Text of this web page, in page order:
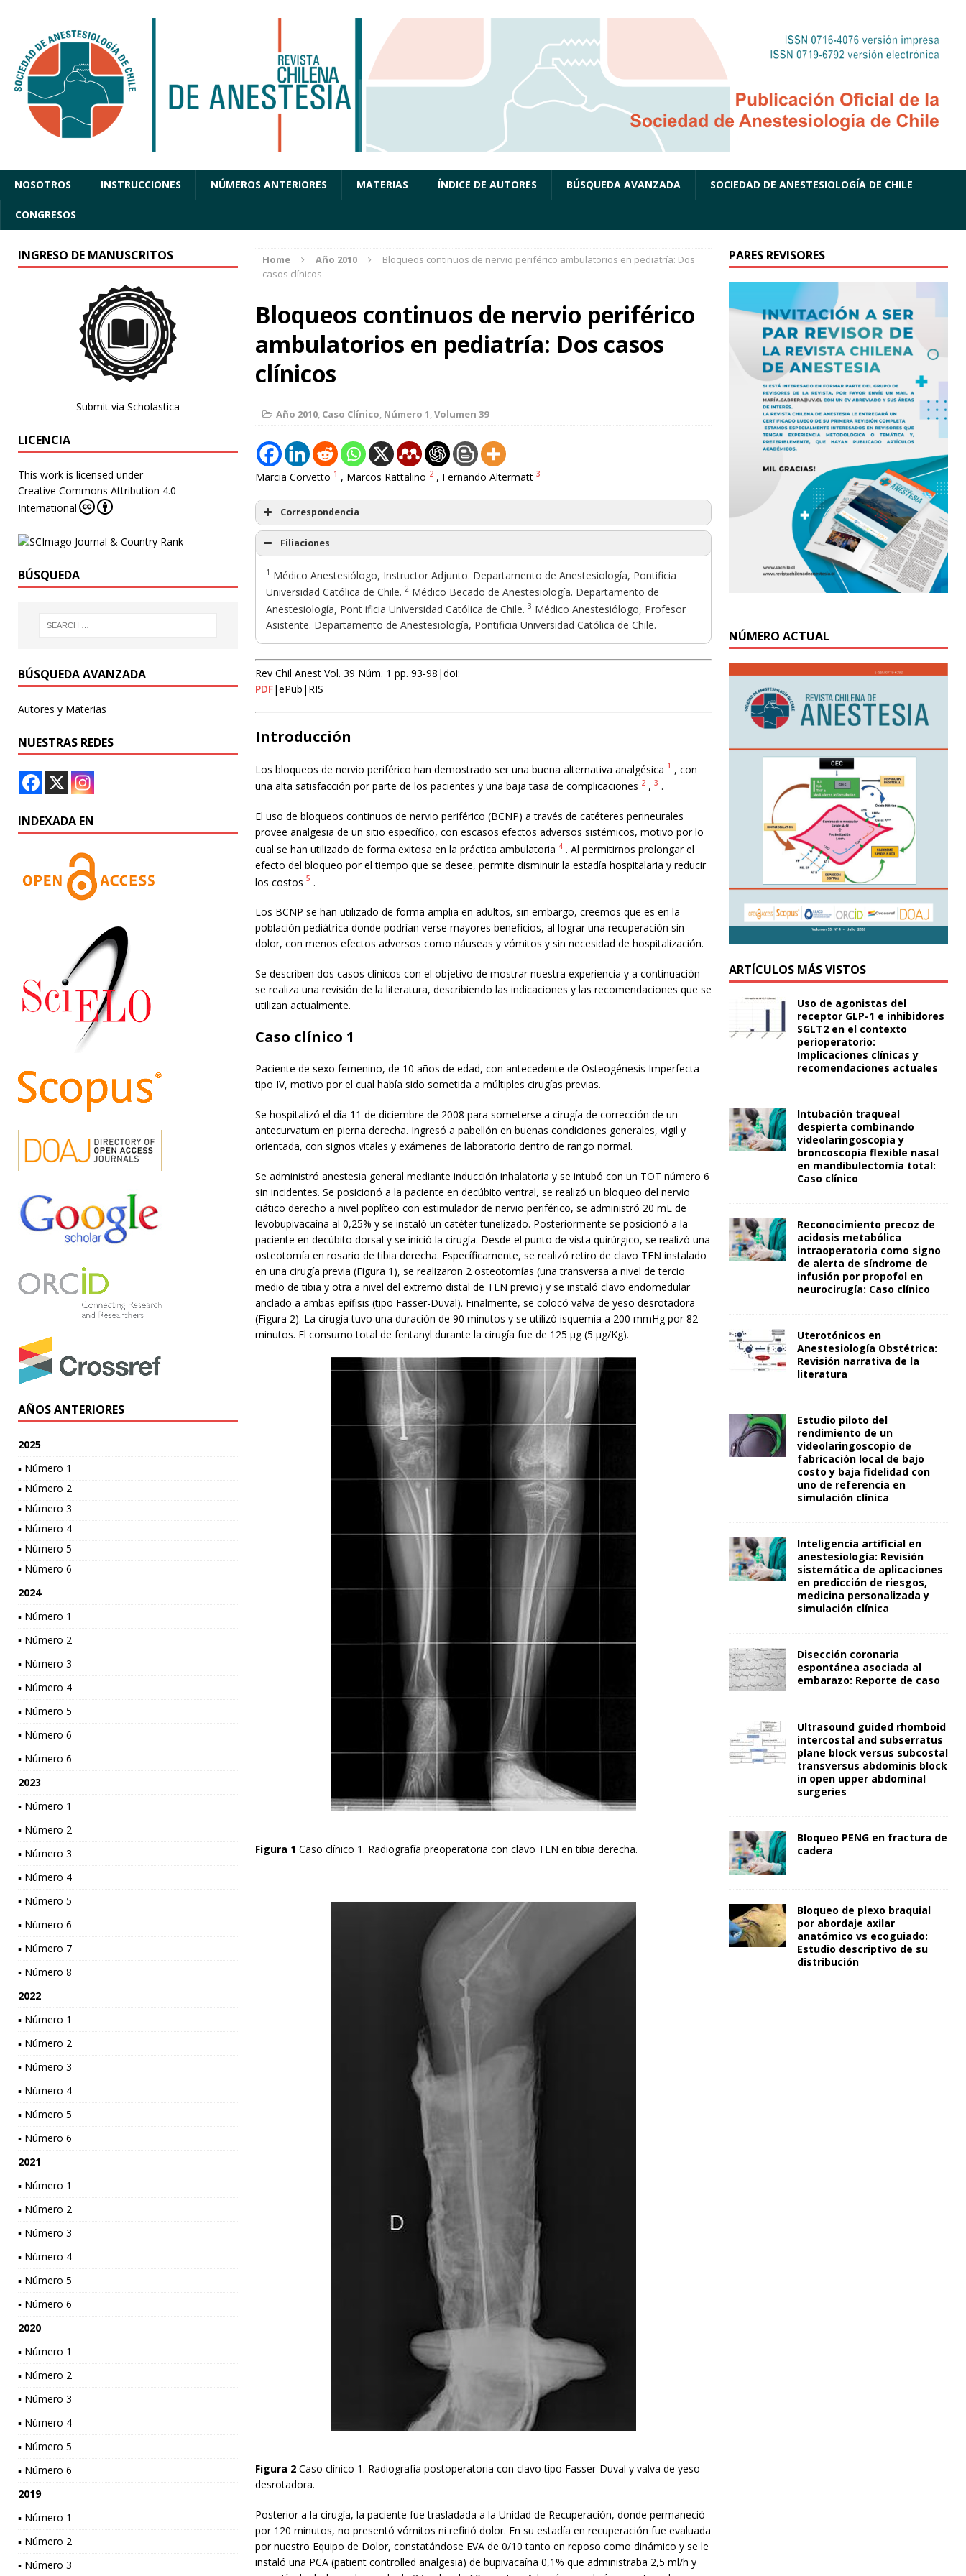
NOSOTROS INSTRUCCIONES NÚMEROS ANTERIORES MATERIAS ÍNDICE DE AUTORES BÚSQUEDA AVANZADA SOCIEDAD DE ANESTESIOLOGÍA DE CHILE
CONGRESOS
Home Año 2010
Bloqueos continuos de nervio periférico ambulatorios en pediatría: Dos
casos clínicos
Bloqueos continuos de nervio periférico
ambulatorios en pediatría: Dos casos
clínicos
Año 2010, Caso Clínico, Número 1,Volumen 39
Marcia Corvetto 1 , Marcos Rattalino 2 , Fernando Altermatt 3
Correspondencia
Filiaciones
1 Médico Anestesiólogo, Instructor Adjunto. Departamento de Anestesiología, Pontificia
Universidad Católica de Chile. 2Médico Becado de Anestesiología. Departamento de
Anestesiología, Pont ificia Universidad Católica de Chile. 3 Médico Anestesiólogo, Profesor
Asistente. Departamento de Anestesiología, Pontificia Universidad Católica de Chile.
Rev Chil Anest Vol. 39 Núm. 1 pp. 93-98|doi:
PDF|ePub|RIS
Introducción
Los bloqueos de nervio periférico han demostrado ser una buena alternativa analgésica 1 , con
una alta satisfacción por parte de los pacientes y una baja tasa de complicaciones 2 , 3 .
El uso de bloqueos continuos de nervio periférico (BCNP) a través de catéteres perineurales
provee analgesia de un sitio específico, con escasos efectos adversos sistémicos, motivo por lo
cual se han utilizado de forma exitosa en la práctica ambulatoria 4 . Al permitirnos prolongar el
efecto del bloqueo por el tiempo que se desee, permite disminuir la estadía hospitalaria y reducir
los costos 5 .
Los BCNP se han utilizado de forma amplia en adultos, sin embargo, creemos que es en la
población pediátrica donde podrían verse mayores beneficios, al lograr una recuperación sin
dolor, con menos efectos adversos como náuseas y vómitos y sin necesidad de hospitalización.
Se describen dos casos clínicos con el objetivo de mostrar nuestra experiencia y a continuación
se realiza una revisión de la literatura, describiendo las indicaciones y las recomendaciones que se
utilizan actualmente.
Caso clínico 1
Paciente de sexo femenino, de 10 años de edad, con antecedente de Osteogénesis Imperfecta
tipo IV, motivo por el cual había sido sometida a múltiples cirugías previas.
Se hospitalizó el día 11 de diciembre de 2008 para someterse a cirugía de corrección de un
antecurvatum en pierna derecha. Ingresó a pabellón en buenas condiciones generales, vigil y
orientada, con signos vitales y exámenes de laboratorio dentro de rango normal.
Se administró anestesia general mediante inducción inhalatoria y se intubó con un TOT número 6
sin incidentes. Se posicionó a la paciente en decúbito ventral, se realizó un bloqueo del nervio
ciático derecho a nivel poplíteo con estimulador de nervio periférico, se administró 20 mL de
levobupivacaína al 0,25% y se instaló un catéter tunelizado. Posteriormente se posicionó a la
paciente en decúbito dorsal y se inició la cirugía. Desde el punto de vista quirúrgico, se realizó una
osteotomía en rosario de tibia derecha. Específicamente, se realizó retiro de clavo TEN instalado
en una cirugía previa (Figura 1), se realizaron 2 osteotomías (una transversa a nivel de tercio
medio de tibia y otra a nivel del extremo distal de TEN previo) y se instaló clavo endomedular
anclado a ambas epífisis (tipo Fasser-Duval). Finalmente, se colocó valva de yeso desrotadora
(Figura 2). La cirugía tuvo una duración de 90 minutos y se utilizó isquemia a 200 mmHg por 82
minutos. El consumo total de fentanyl durante la cirugía fue de 125 μg (5 μg/Kg).
Figura 1 Caso clínico 1. Radiografía preoperatoria con clavo TEN en tibia derecha.
Figura 2 Caso clínico 1. Radiografía postoperatoria con clavo tipo Fasser-Duval y valva de yeso
desrotadora.
Posterior a la cirugía, la paciente fue trasladada a la Unidad de Recuperación, donde permaneció
por 120 minutos, no presentó vómitos ni refirió dolor. En su estadía en recuperación fue evaluada
por nuestro Equipo de Dolor, constatándose EVA de 0/10 tanto en reposo como dinámico y se le
instaló una PCA (patient controlled analgesia) de bupivacaína 0,1% que administraba 2,5 ml/h y
INGRESO DE MANUSCRITOS
Submit via Scholastica
LICENCIA
This work is licensed under
Creative Commons Attribution 4.0
International
BÚSQUEDA
BÚSQUEDA AVANZADA
Autores y Materias
NUESTRAS REDES
INDEXADA EN
AÑOS ANTERIORES
2025
▪ Número 1
▪ Número 2
▪ Número 3
▪ Número 4
▪ Número 5
▪ Número 6
2024
▪ Número 1
▪ Número 2
▪ Número 3
▪ Número 4
▪ Número 5
▪ Número 6
▪ Número 6
2023
▪ Número 1
▪ Número 2
▪ Número 3
▪ Número 4
▪ Número 5
▪ Número 6
▪ Número 7
▪ Número 8
2022
▪ Número 1
▪ Número 2
▪ Número 3
▪ Número 4
▪ Número 5
▪ Número 6
2021
▪ Número 1
▪ Número 2
▪ Número 3
▪ Número 4
▪ Número 5
▪ Número 6
2020
▪ Número 1
▪ Número 2
▪ Número 3
▪ Número 4
▪ Número 5
▪ Número 6
2019
▪ Número 1
▪ Número 2
▪ Número 3
PARES REVISORES
NÚMERO ACTUAL
ARTÍCULOS MÁS VISTOS
Uso de agonistas del
receptor GLP-1 e inhibidores
SGLT2 en el contexto
perioperatorio:
Implicaciones clínicas y
recomendaciones actuales
Intubación traqueal
despierta combinando
videolaringoscopia y
broncoscopia flexible nasal
en mandibulectomía total:
Caso clínico
Reconocimiento precoz de
acidosis metabólica
intraoperatoria como signo
de alerta de síndrome de
infusión por propofol en
neurocirugía: Caso clínico
Uterotónicos en
Anestesiología Obstétrica:
Revisión narrativa de la
literatura
Estudio piloto del
rendimiento de un
videolaringoscopio de
fabricación local de bajo
costo y baja fidelidad con
uno de referencia en
simulación clínica
Inteligencia artificial en
anestesiología: Revisión
sistemática de aplicaciones
en predicción de riesgos,
medicina personalizada y
simulación clínica
Disección coronaria
espontánea asociada al
embarazo: Reporte de caso
Ultrasound guided rhomboid
intercostal and subserratus
plane block versus subcostal
transversus abdominis block
in open upper abdominal
surgeries
Bloqueo PENG en fractura de
cadera
Bloqueo de plexo braquial
por abordaje axilar
anatómico vs ecoguiado:
Estudio descriptivo de su
distribución